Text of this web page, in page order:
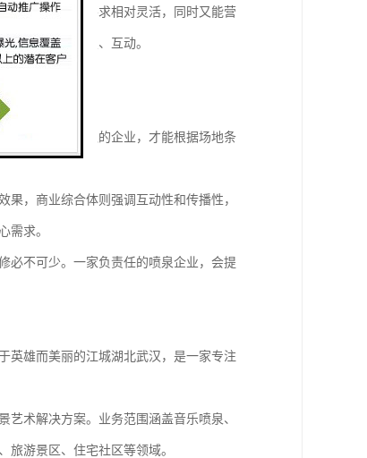
水池，对空间要求相对灵活，同时又能营
引游客驻足拍照、互动。
和专业技术团队的企业，才能根据场地条
，商业综合体则强调互动性和传播性，
需求。
必不可少。一家负责任的喷泉企业，会提
英雄而美丽的江城湖北武汉，是一家专注
术解决方案。业务范围涵盖音乐喷泉、
游景区、住宅社区等领域。